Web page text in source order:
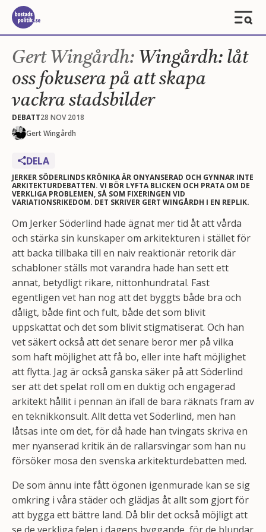
Gert Wingårdh: Wingårdh: låt
oss fokusera på att skapa
vackra stadsbilder
DEBATT28 NOV 2018
Gert Wingårdh
DELA
JERKER SÖDERLINDS KRÖNIKA ÄR ONYANSERAD OCH GYNNAR INTE
ARKITEKTURDEBATTEN. VI BÖR LYFTA BLICKEN OCH PRATA OM DE
VERKLIGA PROBLEMEN, SÅ SOM FIXERINGEN VID
VARIATIONSRIKEDOM. DET SKRIVER GERT WINGÅRDH I EN REPLIK.
Om Jerker Söderlind hade ägnat mer tid åt att vårda
och stärka sin kunskaper om arkitekturen i stället för
att backa tillbaka till en naiv reaktionär retorik där
schabloner ställs mot varandra hade han sett ett
annat, betydligt rikare, nittonhundratal. Fast
egentligen vet han nog att det byggts både bra och
dåligt, både fint och fult, både det som blivit
uppskattat och det som blivit stigmatiserat. Och han
vet säkert också att det senare beror mer på vilka
som haft möjlighet att få bo, eller inte haft möjlighet
att flytta. Jag är också ganska säker på att Söderlind
ser att det spelat roll om en duktig och engagerad
arkitekt hållit i pennan än ifall de bara räknats fram av
en teknikkonsult. Allt detta vet Söderlind, men han
låtsas inte om det, för då hade han tvingats skriva en
mer nyanserad kritik än de rallarsvingar som han nu
försöker mosa den svenska arkitekturdebatten med.
De som ännu inte fått ögonen igenmurade kan se sig
omkring i våra städer och glädjas åt allt som gjort för
att bygga ett bättre land. Då blir det också möjligt att